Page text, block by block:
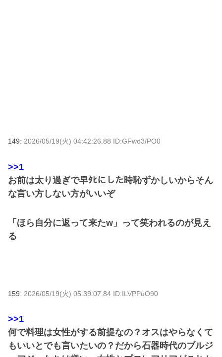
149: 2026/05/19(火) 04:42:26.88 ID:GFwo3/PO0
>>1
お前は太り過ぎで早ﾀﾋにした時恥ずかしいからそん
な言い方しない方がいいぞ
「ほら自分に返って来たw」って笑われるのが見え
る
159: 2026/05/19(火) 05:39:07.84 ID:ILVPPuO90
>>1
何で料理は女性がする前提なの？オスはやらなくて
もいいとでも言いたいの？だから石器時代のブルジ